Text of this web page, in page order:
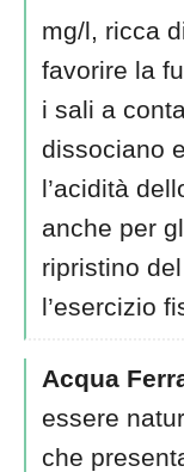
mg/l, ricca
favorire la
i sali a
dissociano
l’acidità
anche per
ripristino
l’esercizio
Acqua
essere
che